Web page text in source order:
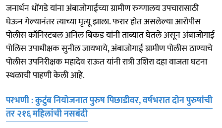
जनार्धन धोंगडे यांना अंबाजोगाईच्या ग्रामीण रुग्णालय उपचारासाठी
घेऊन गेल्यानंतर त्याच्या मृत्यू झाला. फरार होत असलेल्या आरोपीस
पोलीस कॉनिस्टबल अनिल बिकड यांनी ताब्यात घेतले असून अंबाजोगाई
पोलिस उपाधीक्षक सुनील जायभाये, अंबाजोगाई ग्रामीण पोलीस ठाण्याचे
पोलीस उपनिरीक्षक महादेव राऊत यांनी रात्री उशिरा दहा वाजता घटना
स्थळाची पाहणी केली आहे.
परभणी : कुटुंब नियोजनात पुरुष पिछाडीवर, वर्षभरात दोन पुरुषांची
तर २१६ महिलांची नसबंदी